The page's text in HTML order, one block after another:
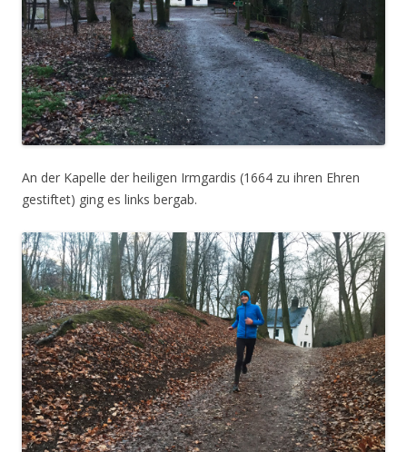
An der Kapelle der heiligen Irmgardis (1664 zu ihren Ehren
gestiftet) ging es links bergab.